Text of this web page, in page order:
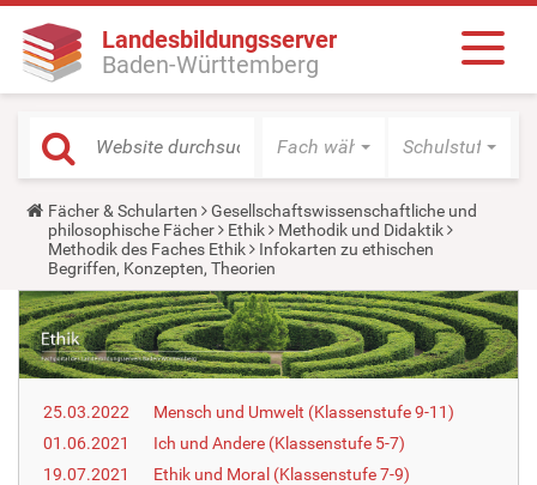
Landesbildungsserver
Baden-Württemberg
Fach wählen Schulstufe
Y
o
u
a
r
e
h
e
r
e
Fächer & Schularten
Gesellschaftswissenschaftliche und
philosophische Fächer
Ethik
Methodik und Didaktik
Methodik des Faches Ethik
Infokarten zu ethischen
Begriffen, Konzepten, Theorien
25.03.2022
Mensch und Umwelt (Klassenstufe 9-11)
01.06.2021
Ich und Andere (Klassenstufe 5-7)
19.07.2021
Ethik und Moral (Klassenstufe 7-9)